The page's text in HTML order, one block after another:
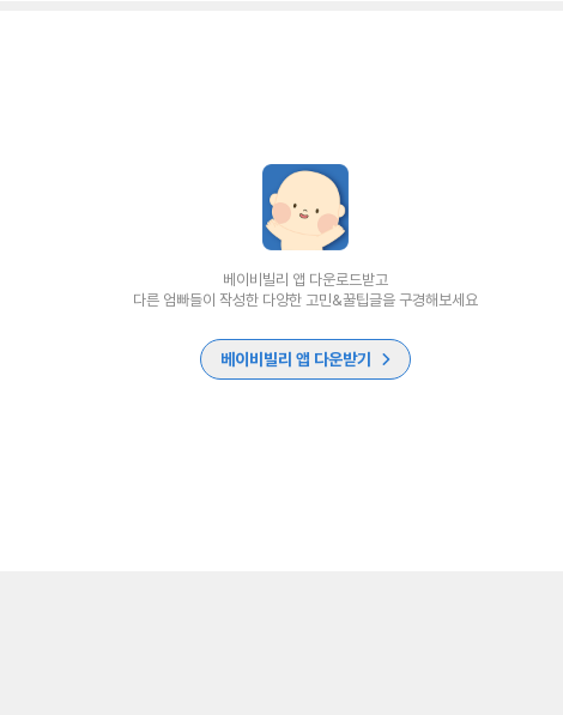
베이비빌리 앱 다운로드받고
다른 엄빠들이 작성한 다양한 고민&꿀팁글을 구경해보세요
베이비빌리 앱 다운받기